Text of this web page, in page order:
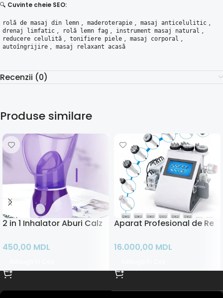
🔍 Cuvinte cheie SEO:
rolă de masaj din lemn , maderoterapie , masaj anticelulitic ,
drenaj limfatic , rolă lemn fag , instrument masaj natural ,
reducere celulită , tonifiere piele , masaj corporal ,
autoîngrijire , masaj relaxant acasă
Recenzii (0)
Produse similare
2 in 1 Inhalator Aburi Calzi si Sauna Faciala
450,00 MDL
Aparat Profesional de
16.000,00 MDL